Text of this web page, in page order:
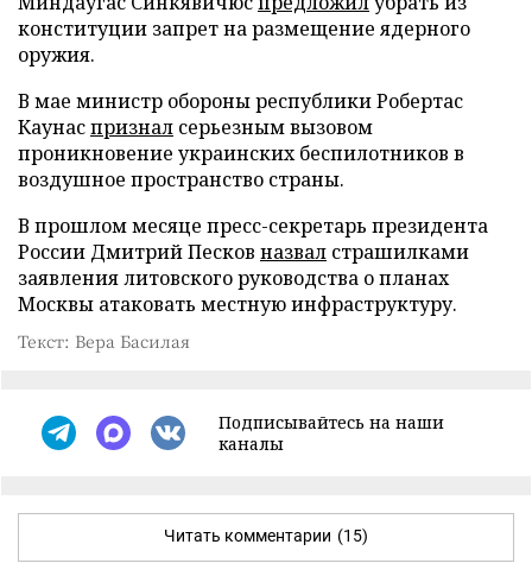
конституции запрет на размещение ядерного
оружия.
В мае министр обороны республики Робертас
Каунаспризнал серьезным вызовом
проникновение украинских беспилотников в
воздушное пространство страны.
В прошлом месяце пресс-секретарь президента
России Дмитрий Песков назвал страшилками
заявления литовского руководства о планах
Москвы атаковать местную инфраструктуру.
Текст: Вера Басилая
Подписывайтесь на наши
каналы
Читать комментарии (15)